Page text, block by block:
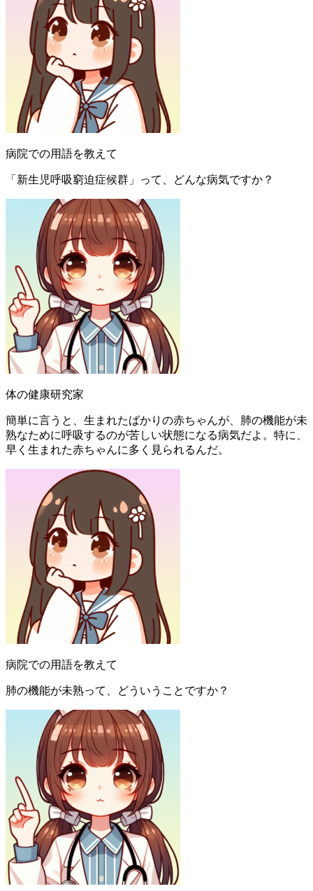
病院での用語を教えて
「新生児呼吸窮迫症候群」って、どんな病気ですか？
体の健康研究家
簡単に言うと、生まれたばかりの赤ちゃんが、肺の機能が未
熟なために呼吸するのが苦しい状態になる病気だよ。特に、
早く生まれた赤ちゃんに多く見られるんだ。
病院での用語を教えて
肺の機能が未熟って、どういうことですか？